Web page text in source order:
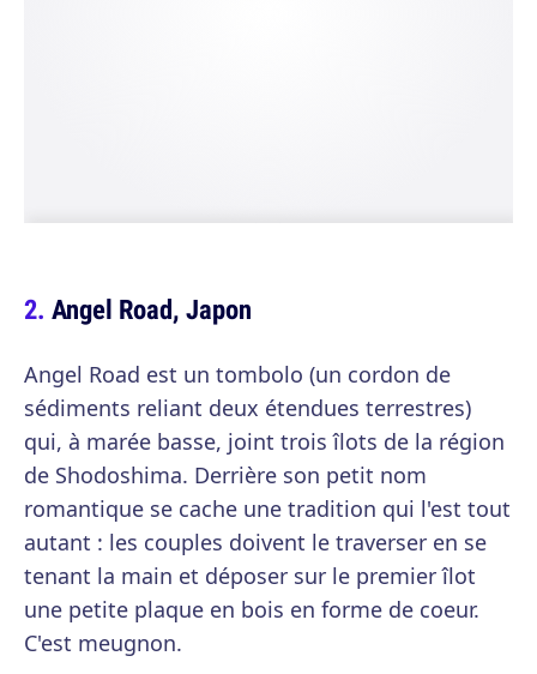
Angel Road, Japon
Angel Road est un tombolo (un cordon de
sédiments reliant deux étendues terrestres)
qui, à marée basse, joint trois îlots de la région
de Shodoshima. Derrière son petit nom
romantique se cache une tradition qui l'est tout
autant : les couples doivent le traverser en se
tenant la main et déposer sur le premier îlot
une petite plaque en bois en forme de coeur.
C'est meugnon.